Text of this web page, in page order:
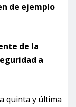
de ejemplo
de la
a
quinta y última